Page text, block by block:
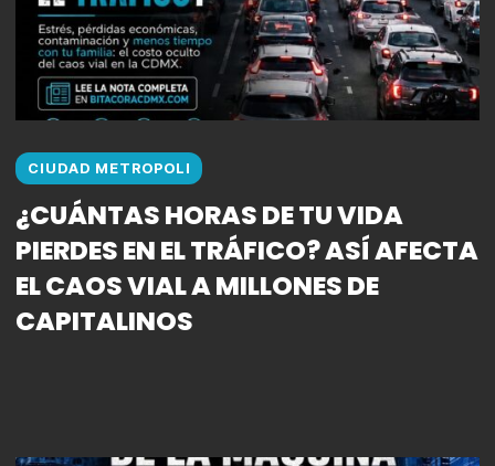
CIUDAD METROPOLI
¿CUÁNTAS HORAS DE TU VIDA
PIERDES EN EL TRÁFICO? ASÍ AFECTA
EL CAOS VIAL A MILLONES DE
CAPITALINOS